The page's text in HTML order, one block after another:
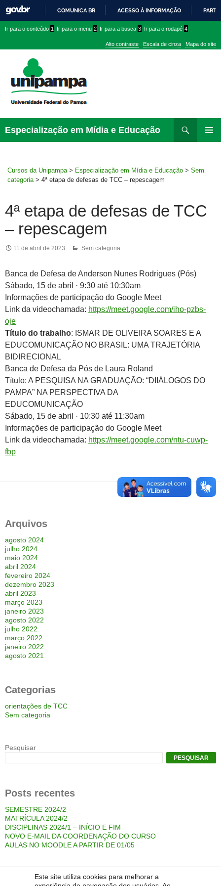
Este site utiliza cookies para melhorar a
PARA
CONTEÚDO
COMUNICA BR ACESSO À INFORMAÇÃO
conteúdo
menu
superior
menu
Ir para o conteúdo 1 Ir para o menu 2 Ir para a busca 3 Ir para o rodapé 4
Alto contraste Escala de cinza Mapa do site
Especialização em Mídia e Educação
Cursos da Unipampa > Especialização em Mídia e Educação > Sem
categoria > 4ª etapa de defesas de TCC – repescagem
4ª etapa de defesas de TCC
– repescagem
11 de abril de 2023 Sem categoria
Banca de Defesa de Anderson Nunes Rodrigues (Pós)
Sábado, 15 de abril · 9:30 até 10:30am
Informações de participação do Google Meet
Link da videochamada: https://meet.google.com/iho-pzbs-
oje
Título do trabalho: ISMAR DE OLIVEIRA SOARES E A
EDUCOMUNICAÇÃO NO BRASIL: UMA TRAJETÓRIA
BIDIRECIONAL
Banca de Defesa da Pós de Laura Roland
Título: A PESQUISA NA GRADUAÇÃO: “DIIÁLOGOS DO
PAMPA” NA PERSPECTIVA DA
EDUCOMUNICAÇÃO
Sábado, 15 de abril · 10:30 até 11:30am
Informações de participação do Google Meet
Link da videochamada: https://meet.google.com/ntu-cuwp-
fbp
Arquivos
agosto 2024
julho 2024
maio 2024
abril 2024
fevereiro 2024
dezembro 2023
abril 2023
março 2023
janeiro 2023
agosto 2022
julho 2022
março 2022
janeiro 2022
agosto 2021
Categorias
orientações de TCC
Sem categoria
Pesquisar
PESQUISAR
Posts recentes
SEMESTRE 2024/2
MATRÍCULA 2024/2
DISCIPLINAS 2024/1 – INÍCIO E FIM
NOVO E-MAIL DA COORDENAÇÃO DO CURSO
AULAS NO MOODLE A PARTIR DE 01/05
Comentários